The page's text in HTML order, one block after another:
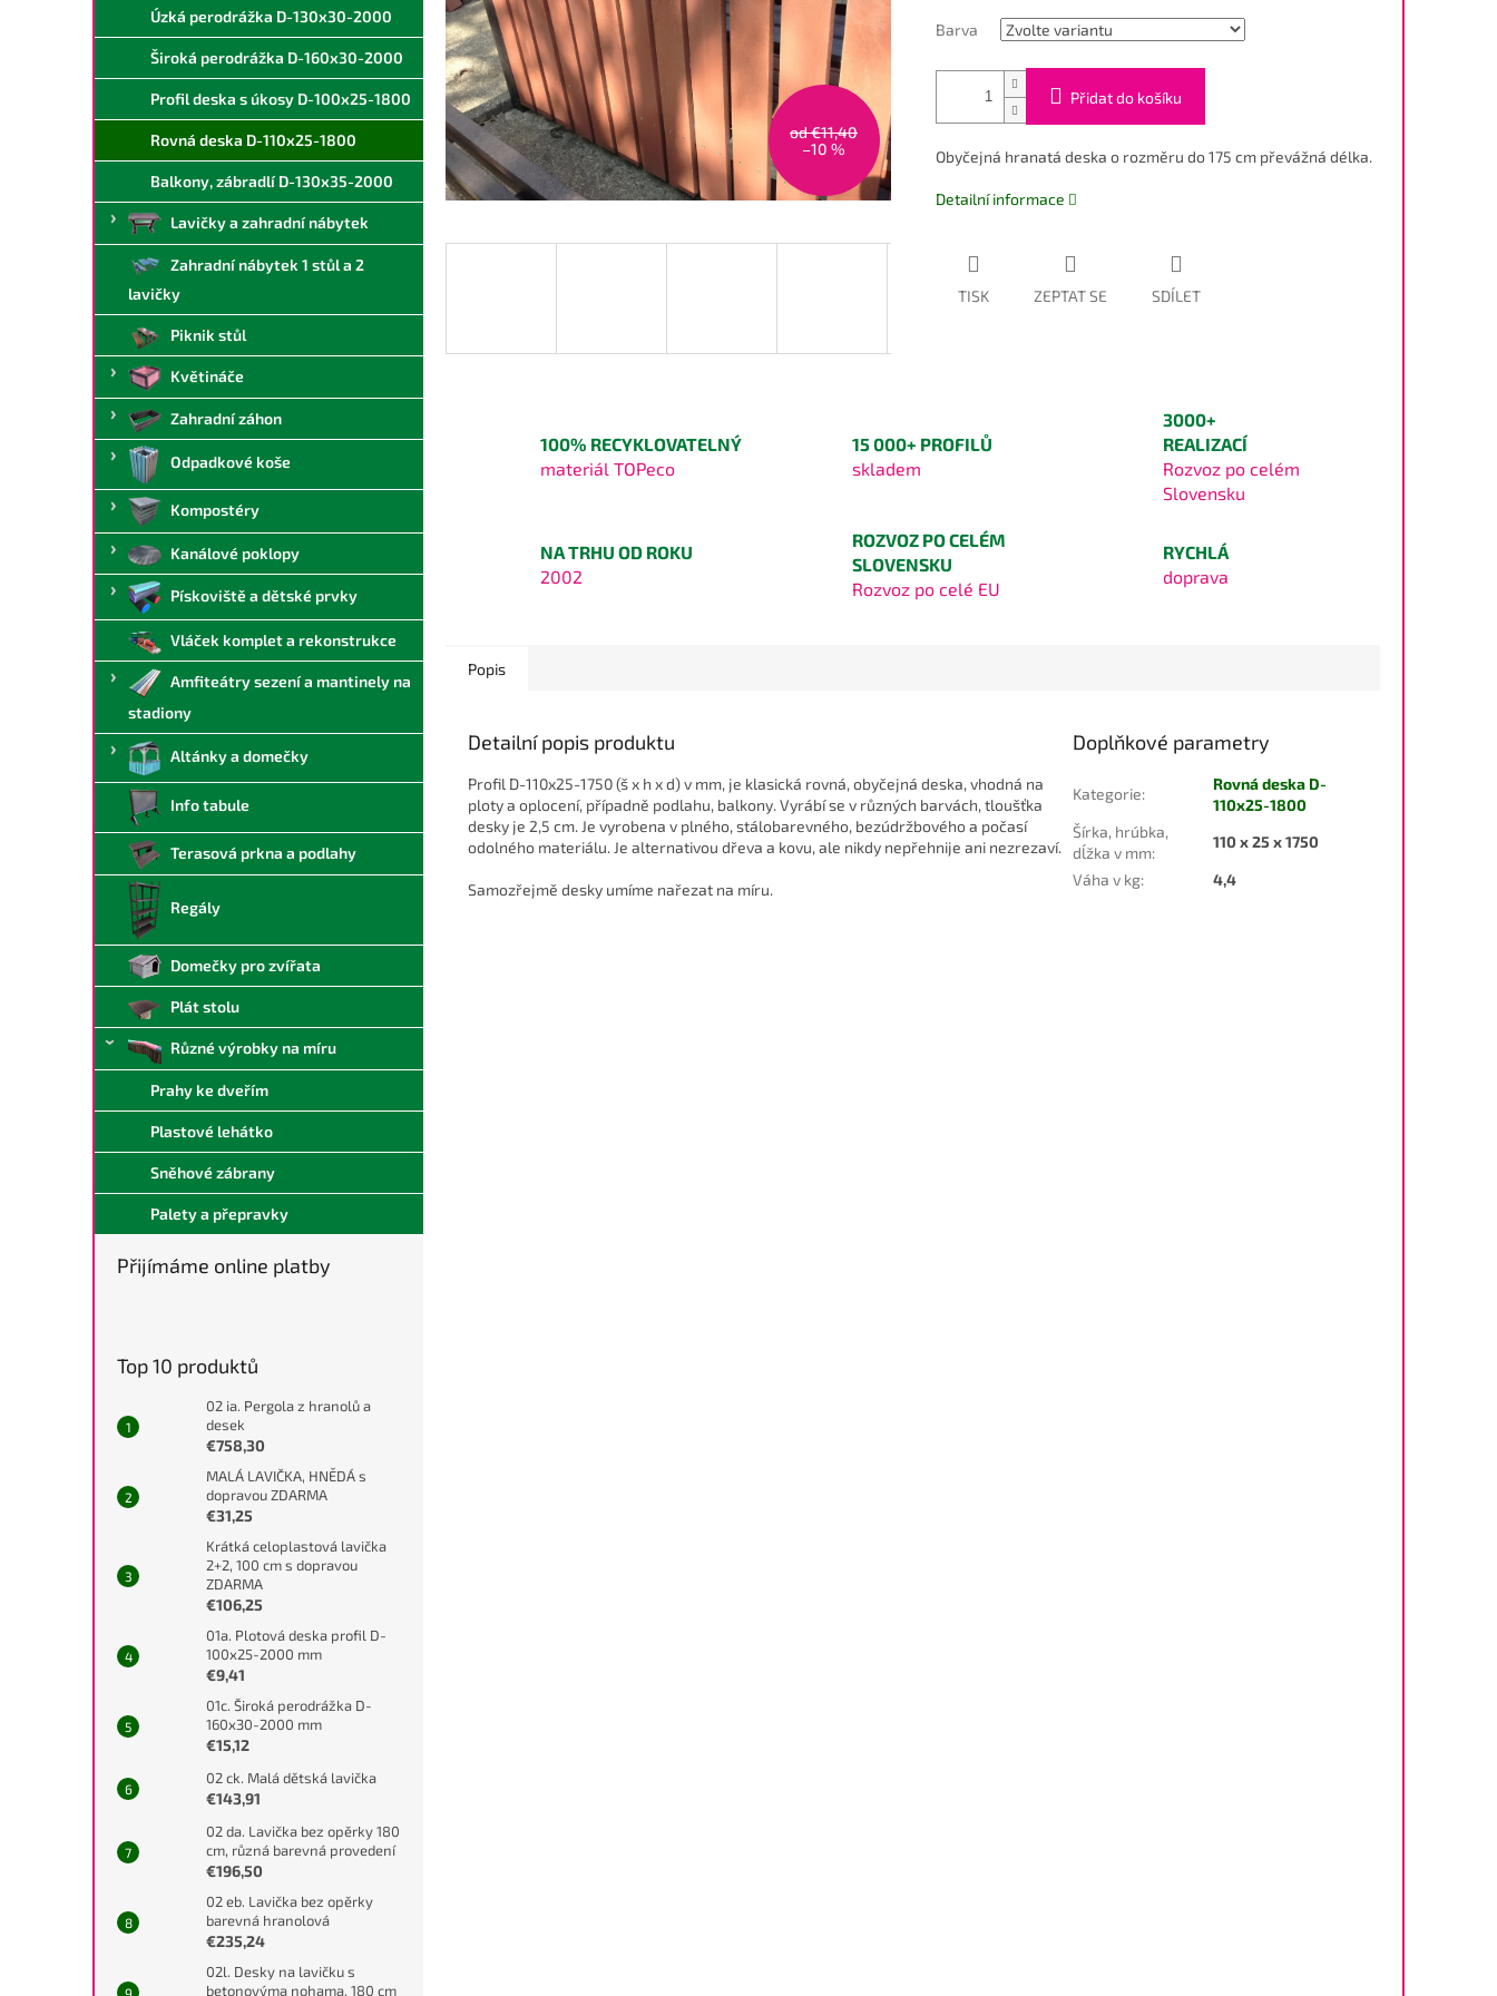
n
Úzká perodrážka D-130x30-2000
Široká perodrážka D-160x30-2000
Profil deska s úkosy D-100x25-1800
Rovná deska D-110x25-1800
Balkony, zábradlí D-130x35-2000
Lavičky a zahradní nábytek
Zahradní nábytek 1 stůl a 2
lavičky
Piknik stůl
Květináče
Zahradní záhon
Odpadkové koše
Kompostéry
Kanálové poklopy
Pískoviště a dětské prvky
Vláček komplet a rekonstrukce
Amfiteátry sezení a mantinely na
stadiony
Altánky a domečky
Info tabule
Terasová prkna a podlahy
Regály
Domečky pro zvířata
Plát stolu
Různé výrobky na míru
Prahy ke dveřím
Plastové lehátko
Sněhové zábrany
Palety a přepravky
Přijímáme online platby
Top 10 produktů
02 ia. Pergola z hranolů a
desek
€758,30
MALÁ LAVIČKA, HNĚDÁ s
dopravou ZDARMA
€31,25
Krátká celoplastová lavička
2+2, 100 cm s dopravou
ZDARMA
€106,25
01a. Plotová deska profil D-
100x25-2000 mm
€9,41
01c. Široká perodrážka D-
160x30-2000 mm
€15,12
02 ck. Malá dětská lavička
€143,91
02 da. Lavička bez opěrky 180
cm, různá barevná provedení
€196,50
02 eb. Lavička bez opěrky
barevná hranolová
€235,24
02l. Desky na lavičku s
betonovýma nohama, 180 cm
od €11,40
–10 %
Barva
Přidat do košíku
Obyčejná hranatá deska o rozměru do 175 cm převážná délka.
Detailní informace
TISK ZEPTAT SE SDÍLET
100% RECYKLOVATELNÝ
materiál TOPeco
15 000+ PROFILŮ
skladem
3000+
REALIZACÍ
Rozvoz po celém
Slovensku
NA TRHU OD ROKU
2002
ROZVOZ PO CELÉM
SLOVENSKU
Rozvoz po celé EU
RYCHLÁ
doprava
Popis
Detailní popis produktu
Profil D-110x25-1750 (š x h x d) v mm, je klasická rovná, obyčejná deska, vhodná na
ploty a oplocení, případně podlahu, balkony. Vyrábí se v různých barvách, tloušťka
desky je 2,5 cm. Je vyrobena v plného, ​​stálobarevného, ​​bezúdržbového a počasí
odolného materiálu. Je alternativou dřeva a kovu, ale nikdy nepřehnije ani nezrezaví.
Samozřejmě desky umíme nařezat na míru.
Doplňkové parametry
Kategorie:
Rovná deska D-
110x25-1800
Šírka, hrúbka,
dĺžka v mm:
110 x 25 x 1750
Váha v kg: 4,4